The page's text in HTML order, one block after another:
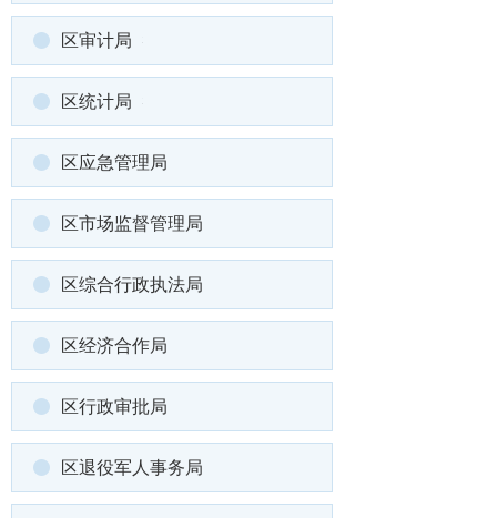
区审计局
区统计局
区应急管理局
区市场监督管理局
区综合行政执法局
区经济合作局
区行政审批局
区退役军人事务局